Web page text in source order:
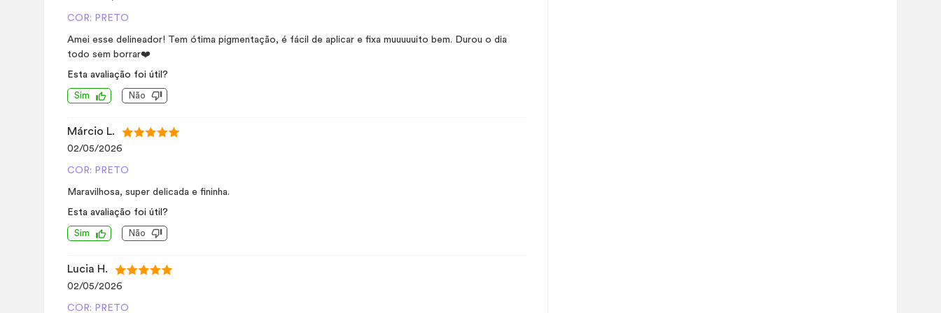
COR: PRETO
Amei esse delineador! Tem ótima pigmentação, é fácil de aplicar e fixa muuuuuito bem. Durou o dia
todo sem borrar❤️
Esta avaliação foi útil?
Sim Não
Márcio L.
02/05/2026
COR: PRETO
Maravilhosa, super delicada e fininha.
Esta avaliação foi útil?
Sim Não
Lucia H.
02/05/2026
COR: PRETO